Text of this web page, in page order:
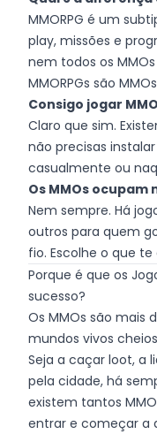
MMORPG é um
play, missões e
nem todos os
MMORPGs são
Consigo jogar
Claro que sim.
não precisas
casualmente ou
Os MMOs
Nem sempre. Há
outros para quem
fio. Escolhe o que
Porque é que os
sucesso?
Os MMOs são mais
mundos vivos
Seja a caçar loot, a
pela cidade, há
existem tantos
entrar e começar a